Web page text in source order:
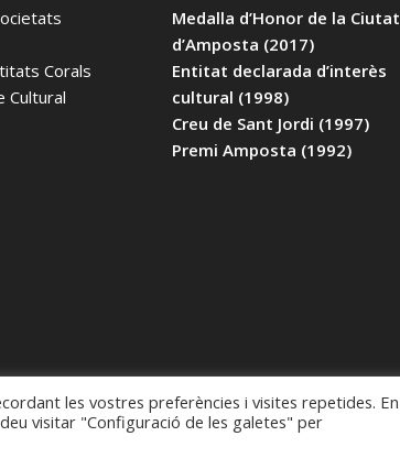
Corals
Cultural
Medalla d’Honor de la Ciutat
d’Amposta (2017)
Entitat declarada d’interès
cultural (1998)
Creu de Sant Jordi (1997)
Premi Amposta (1992)
les vostres preferències i visites repetides. En
visitar "Configuració de les galetes" per